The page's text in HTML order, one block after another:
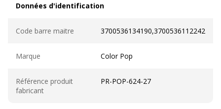
Données d'identification
Code barre maitre 3700536134190,3700536112242
Marque Color Pop
Référence produit
fabricant
PR-POP-624-27